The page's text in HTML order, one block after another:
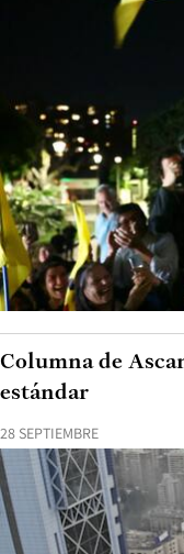
28 SEPTIEMBRE
Columna de
estándar